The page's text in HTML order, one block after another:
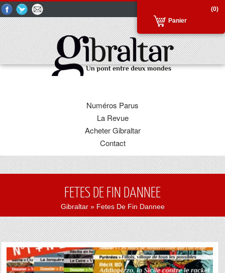
(0)
Panier
Numéros Parus
La Revue
Acheter Gibraltar
Contact
FETES DE FIN DANNEE
Gibraltar» Fetes De Fin Dannee